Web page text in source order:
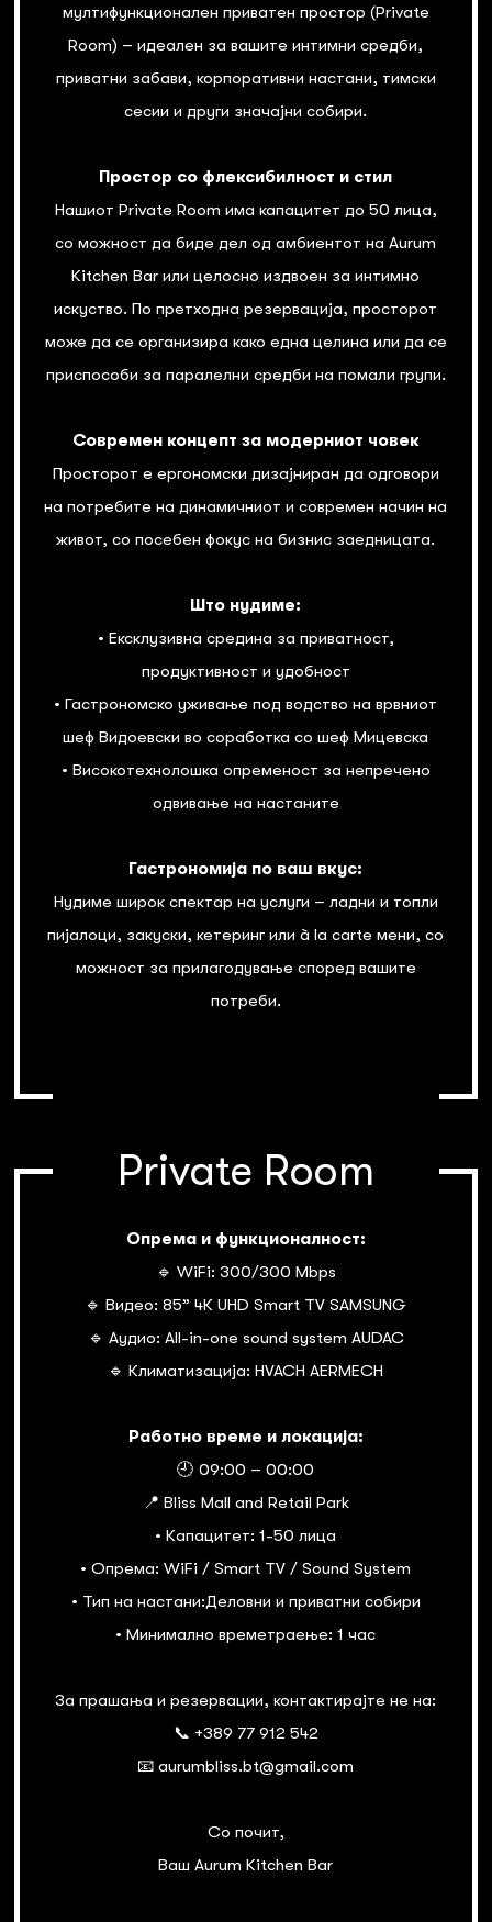
мултифункционален приватен простор (Private
Room) – идеален за вашите интимни средби,
приватни забави, корпоративни настани, тимски
сесии и други значајни собири.
Простор со флексибилност и стил
Нашиот Private Room има капацитет до 50 лица,
со можност да биде дел од амбиентот на Aurum
Kitchen Bar или целосно издвоен за интимно
искуство. По претходна резервација, просторот
може да се организира како една целина или да се
приспособи за паралелни средби на помали групи.
Современ концепт за модерниот човек
Просторот е ергономски дизајниран да одговори
на потребите на динамичниот и современ начин на
живот, со посебен фокус на бизнис заедницата.
Што нудиме:
• Ексклузивна средина за приватност,
продуктивност и удобност
• Гастрономско уживање под водство на врвниот
шеф Видоевски во соработка со шеф Мицевска
• Високотехнолошка опременост за непречено
одвивање на настаните
Гастрономија по ваш вкус:
Нудиме широк спектар на услуги – ладни и топли
пијалоци, закуски, кетеринг или à la carte мени, со
можност за прилагодување според вашите
потреби.
Private Room
Опрема и функционалност:
🔹 WiFi: 300/300 Mbps
🔹 Видео: 85” 4К UHD Smart TV SAMSUNG
🔹 Аудио: All-in-one sound system AUDAC
🔹 Климатизација: HVACH AERMECH
Работно време и локација:
🕘 09:00 – 00:00
📍 Bliss Mall and Retail Park
• Капацитет: 1-50 лица
• Опрема: WiFi / Smart TV / Sound System
• Тип на настани:Деловни и приватни собири
• Минимално времетраење: 1 час
За прашања и резервации, контактирајте не на:
📞 +389 77 912 542
📧 aurumbliss.bt@gmail.com
Со почит,
Ваш Aurum Kitchen Bar